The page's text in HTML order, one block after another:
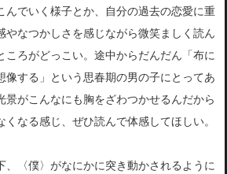
んでいく様子とか、自分の過去の恋愛に重
やなつかしさを感じながら微笑ましく読ん
ころがどっこい。途中からだんだん「布に
像する」という思春期の男の子にとってあ
景がこんなにも胸をざわつかせるんだから
なる感じ、ぜひ読んで体感してほしい。
、〈僕〉がなにかに突き動かされるように